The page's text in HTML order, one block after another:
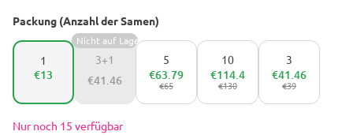
Packung (Anzahl der Samen)
1
€13
3+1
Nicht auf Lager
€41.46
5
€65
€63.79
10
€130
€114.4
3
€39
€41.46
Nur noch 15 verfügbar